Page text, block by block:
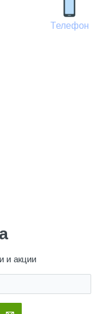
Телефон
и акции